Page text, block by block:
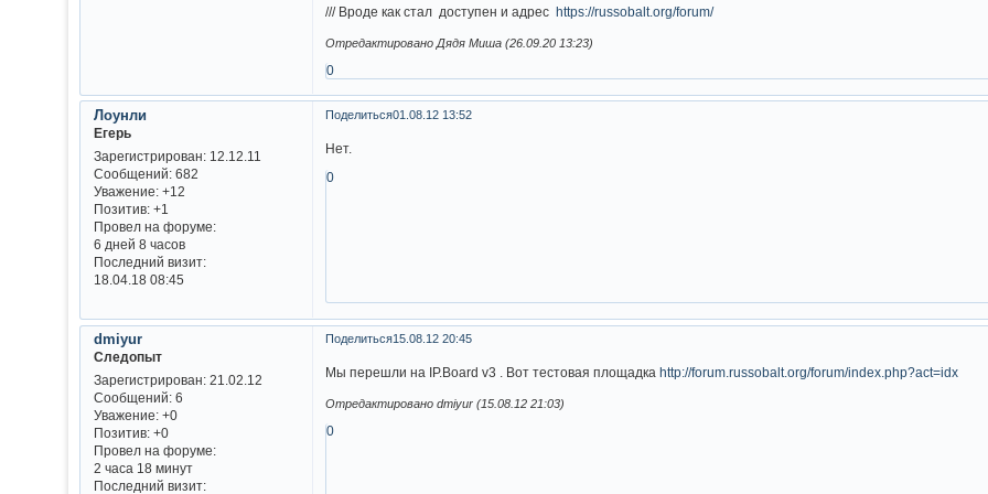
/// Вроде как стал доступен и адрес
https://russobalt.org/forum/
Отредактировано Дядя Миша (26.09.20 13:23)
0
Поделиться01.08.12 13:52
Лоунли
Егерь
Зарегистрирован: 12.12.11
Сообщений:682
Уважение: +12
Позитив: +1
Провел на форуме:
6 дней 8 часов
Последний визит:
18.04.18 08:45
Нет.
0
Поделиться15.08.12 20:45
dmiyur
Следопыт
Зарегистрирован: 21.02.12
Сообщений:6
Уважение: +0
Позитив: +0
Провел на форуме:
2 часа 18 минут
Последний визит:
Мы перешли на IP.Board v3 . Вот тестовая площадка http://forum.russobalt.org/forum/index.php?act=idx
Отредактировано dmiyur (15.08.12 21:03)
0